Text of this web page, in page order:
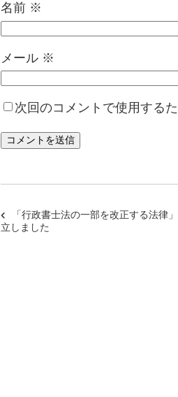
名前 ※
メール ※
次回のコメントで使用する
「行政書士法の一部を改正する法律
立しました